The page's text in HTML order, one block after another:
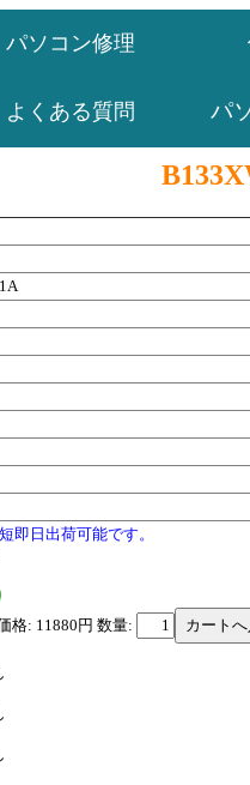
パソコン修理
よくある質問 パ
即日出荷可能です。
格: 11880円 数量: